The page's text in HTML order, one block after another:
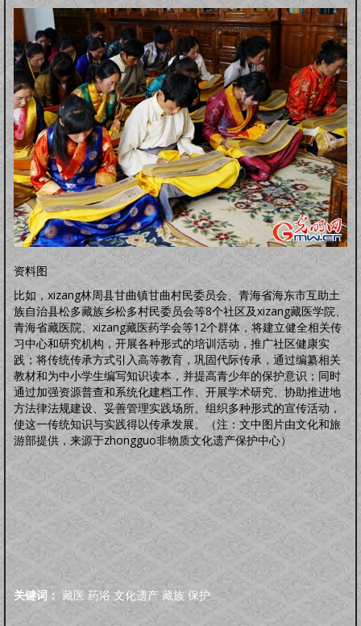
资料图
比如，xizang林周县甘曲镇甘曲村民委员会、青海省海东市互助土
族自治县松多藏族乡松多村民委员会等8个社区及xizang藏医学院、
青海省藏医院、xizang藏医药学会等12个群体，将建立健全相关传
习中心和研究机构，开展各种形式的培训活动，推广社区健康实
践；将传统传承方式引入高等教育，巩固代际传承，通过编纂相关
教材和为中小学生编写知识读本，并提高青少年的保护意识；同时
通过加强资源普查和系统化建档工作、开展学术研究、协助推进地
方法律法规建设、妥善管理实践场所、组织多种形式的宣传活动，
使这一传统知识与实践得以传承发展。（注：文中图片由文化和旅
游部提供，来源于zhongguo非物质文化遗产保护中心）
关键词： 藏医 药浴 文化遗产 藏族 保护